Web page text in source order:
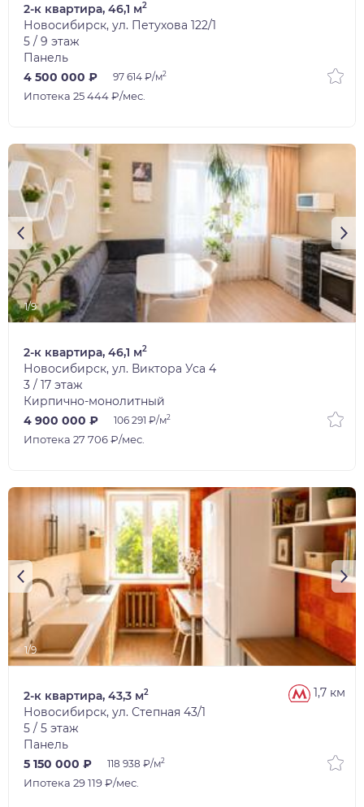
2-к квартира, 46,1 м2
Новосибирск, ул. Петухова 122/1
5 / 9 этаж
Панель
4 500 000 ₽
97 614 ₽/м2
Ипотека 25 444 ₽/мес.
1/9
2-к квартира, 46,1 м2
Новосибирск, ул. Виктора Уса 4
3 / 17 этаж
Кирпично-монолитный
4 900 000 ₽
106 291 ₽/м2
Ипотека 27 706 ₽/мес.
1/9
1,7 км
2-к квартира, 43,3 м2
Новосибирск, ул. Степная 43/1
5 / 5 этаж
Панель
5 150 000 ₽
118 938 ₽/м2
Ипотека 29 119 ₽/мес.